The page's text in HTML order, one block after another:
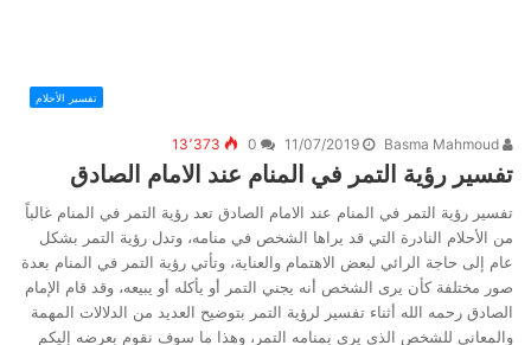
تفسير الأحلام
Basma Mahmoud
11/07/2019
0 13٬373
تفسير رؤية التمر في المنام عند الامام الصادق
تفسير رؤية التمر في المنام عند الامام الصادق تعد رؤية التمر في المنام غالباً
من الأحلام النادرة التي قد يراها الشخص في منامه، وتدل رؤية التمر بشكل
عام إلى حاجة الرائي لبعض الاهتمام والعناية، وتأتي رؤية التمر في المنام بعدة
صور مختلفة كأن يرى الشخص أنه يجني التمر أو يأكله أو يبيعه، وقد قام الإمام
الصادق رحمه الله أثناء تفسير لرؤية التمر بتوضيح العديد من الدلالات المهمة
والمعاني للشخص الذي يرى بمنامه التمر، وهذا ما سوف نقوم بعرضه إليكم